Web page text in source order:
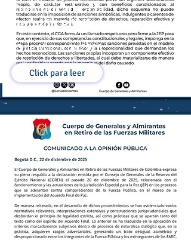
Comunicado a la
Opinión Pública
03 de Marzo de 2026
Click para leer